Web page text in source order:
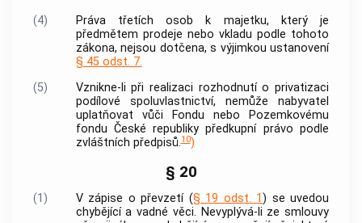
(4)
Práva třetích osob k majetku, který je
předmětem prodeje nebo vkladu podle tohoto
zákona, nejsou dotčena, s výjimkou ustanovení
§ 45 odst. 7.
(5)
Vznikne-li při realizaci rozhodnutí o privatizaci
podílové spoluvlastnictví, nemůže nabyvatel
uplatňovat vůči Fondu nebo Pozemkovému
fondu České republiky předkupní právo podle
zvláštních předpisů.10)
§ 20
(1) V zápise o převzetí (§ 19 odst. 1) se uvedou
chybějící a vadné věci. Nevyplývá-li ze smlouvy